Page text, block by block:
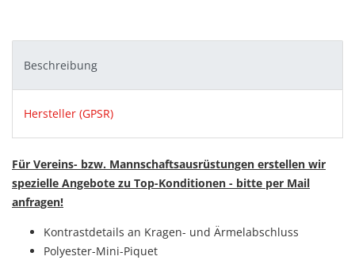
Beschreibung
Hersteller (GPSR)
Für Vereins- bzw. Mannschaftsausrüstungen erstellen wir
spezielle Angebote zu Top-Konditionen - bitte per Mail
anfragen!
Kontrastdetails an Kragen- und Ärmelabschluss
Polyester-Mini-Piquet